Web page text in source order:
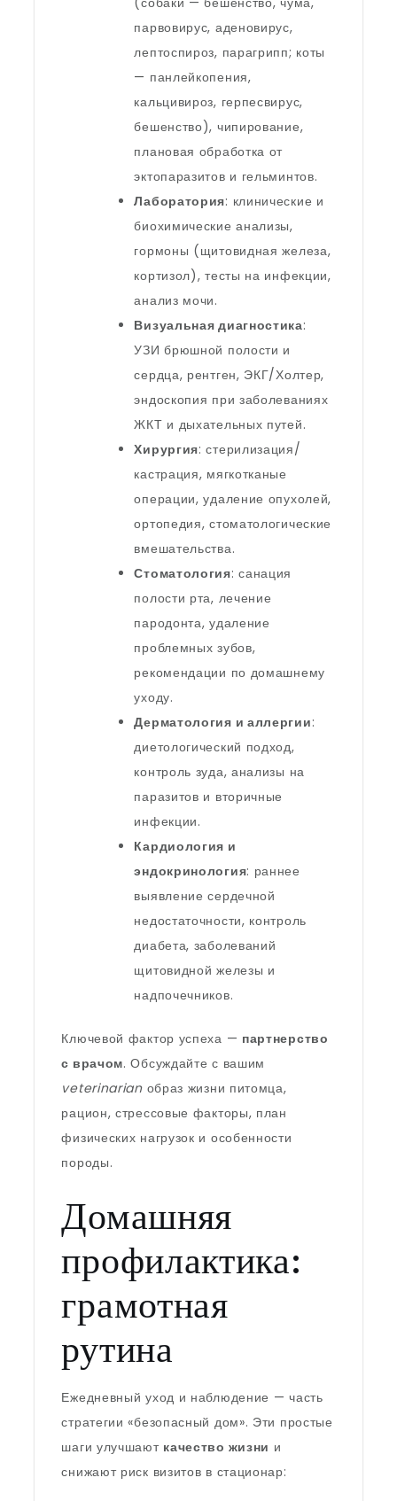
парвовирус, аденовирус,
лептоспироз, парагрипп; коты
— панлейкопения,
кальцивироз, герпесвирус,
бешенство), чипирование,
плановая обработка от
эктопаразитов и гельминтов.
Лаборатория: клинические и
биохимические анализы,
гормоны (щитовидная железа,
кортизол), тесты на инфекции,
анализ мочи.
Визуальная диагностика:
УЗИ брюшной полости и
сердца, рентген, ЭКГ/Холтер,
эндоскопия при заболеваниях
ЖКТ и дыхательных путей.
Хирургия: стерилизация/
кастрация, мягкотканые
операции, удаление опухолей,
ортопедия, стоматологические
вмешательства.
Стоматология: санация
полости рта, лечение
пародонта, удаление
проблемных зубов,
рекомендации по домашнему
уходу.
Дерматология и аллергии:
диетологический подход,
контроль зуда, анализы на
паразитов и вторичные
инфекции.
Кардиология и
эндокринология: раннее
выявление сердечной
недостаточности, контроль
диабета, заболеваний
щитовидной железы и
надпочечников.
Ключевой фактор успеха — партнерство
с врачом. Обсуждайте с вашим
veterinarianобраз жизни питомца,
рацион, стрессовые факторы, план
физических нагрузок и особенности
породы.
Домашняя
профилактика:
грамотная
рутина
Ежедневный уход и наблюдение — часть
стратегии «безопасный дом». Эти простые
шаги улучшают качество жизни и
снижают риск визитов в стационар: